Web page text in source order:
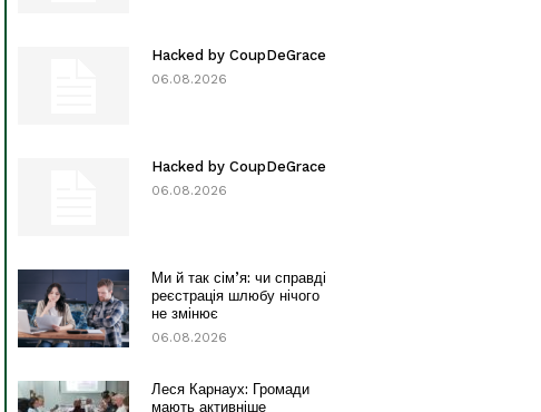
Hacked by CoupDeGrace
06.08.2026
Hacked by CoupDeGrace
06.08.2026
Ми й так сім’я: чи справді
реєстрація шлюбу нічого
не змінює
06.08.2026
Леся Карнаух: Громади
мають активніше